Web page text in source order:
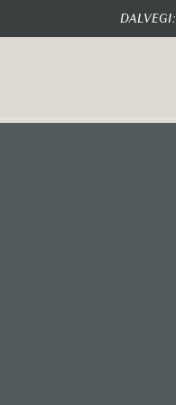
DALVEGI: